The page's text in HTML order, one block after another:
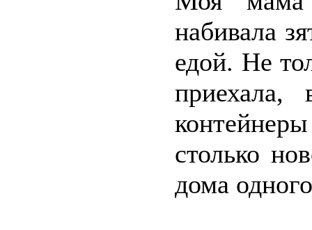
набивала
едой. Не
приехала,
столько
дома